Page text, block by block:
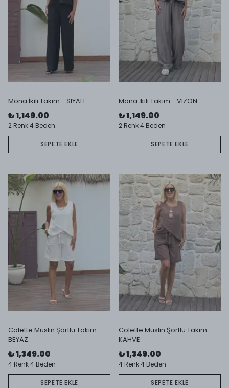
Mona İkili Takım - SIYAH
₺ 1,149.00
2 Renk 4 Beden
SEPETE EKLE
Mona İkili Takım - VIZON
₺ 1,149.00
2 Renk 4 Beden
SEPETE EKLE
Colette Müslin Şortlu Takım -
BEYAZ
₺ 1,349.00
4 Renk 4 Beden
SEPETE EKLE
Colette Müslin Şortlu Takım -
KAHVE
₺ 1,349.00
4 Renk 4 Beden
SEPETE EKLE